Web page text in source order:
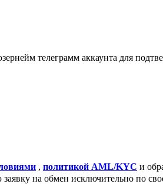
телеграмм аккаунта для
, политикой AML/KYC и
на обмен исключительно по